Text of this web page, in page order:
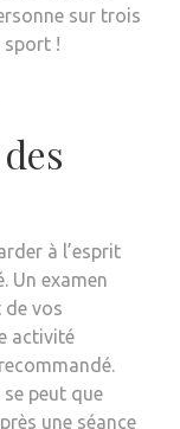
sur trois
sport !
à l’esprit
Un examen
vos
activité
peut que
une séance